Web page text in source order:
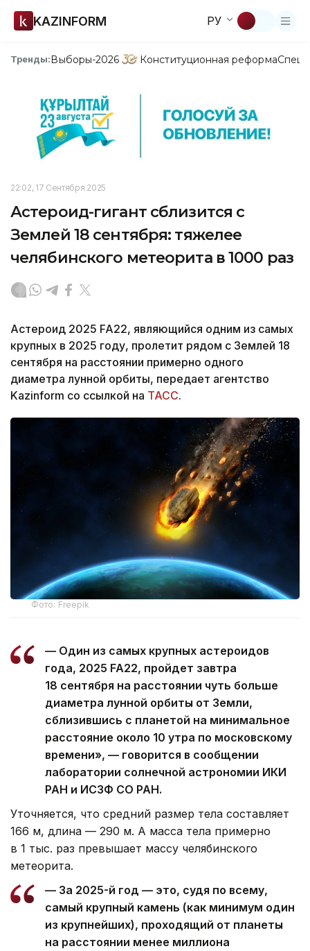
KAZINFORM РУ
Тренды:Выборы-2026 Конституционная реформа
22:02, 17 Сентября 2025
Астероид-гигант сблизится с
Землей 18 сентября: тяжелее
челябинского метеорита в 1000 раз
Астероид 2025 FA22, являющийся одним из самых
крупных в 2025 году, пролетит рядом с Землей 18
сентября на расстоянии примерно одного
диаметра лунной орбиты, передает агентство
Kazinform со ссылкой на ТАСС.
Фото: Freepik
— Один из самых крупных астероидов
года, 2025 FA22, пройдет завтра
18 сентября на расстоянии чуть больше
диаметра лунной орбиты от Земли,
сблизившись с планетой на минимальное
расстояние около 10 утра по московскому
времени», — говорится в сообщении
лаборатории солнечной астрономии ИКИ
РАН и ИСЗФ СО РАН.
Уточняется, что средний размер тела составляет
166 м, длина — 290 м. А масса тела примерно
в 1 тыс. раз превышает массу челябинского
метеорита.
— За 2025-й год — это, судя по всему,
самый крупный камень (как минимум один
из крупнейших), проходящий от планеты
на расстоянии менее миллиона